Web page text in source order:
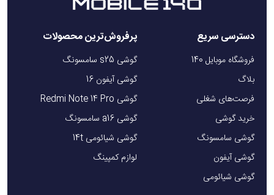
دسترسی سریع
فروشگاه موبایل 140
بلاگ
فرصت‌های شغلی
خرید گوشی
گوشی سامسونگ
گوشی آیفون
گوشی شیائومی
پرفروش‌ترین محصولات
گوشی s25 سامسونگ
گوشی آیفون 16
گوشی Redmi Note 14 Pro
گوشی a16 سامسونگ
گوشی شیائومی 14t
لوازم کمپینگ